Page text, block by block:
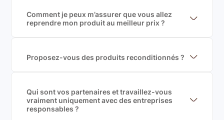
Comment je peux m’assurer que vous allez
reprendre mon produit au meilleur prix ?
garantir le meilleur prix de rachat. De plus, nous
sommes rémunéré à la commission sur la valeur de
Proposez-vous des produits reconditionnés ?
produits officiels de grandes marques et du
reconditionné de haute qualité
Qui sont vos partenaires et travaillez-vous
vraiment uniquement avec des entreprises
responsables ?